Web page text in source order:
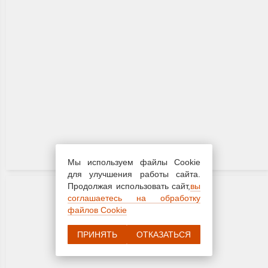
Мы используем файлы Cookie
для улучшения работы сайта.
Продолжая использовать сайт,вы
соглашаетесь на обработку
файлов Cookie
ПРИНЯТЬ ОТКАЗАТЬСЯ